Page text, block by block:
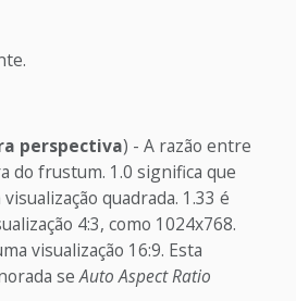
perspectiva) - A razão entre
do frustum. 1.0 significa que
quadrada. 1.33 é
4:3, como 1024x768.
visualização 16:9. Esta
seAuto Aspect Ratio